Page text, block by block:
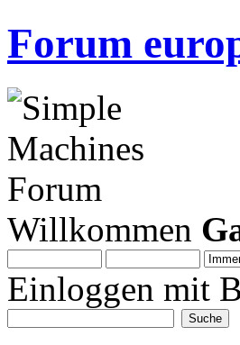
Forum
Willkommen
Einloggen mit